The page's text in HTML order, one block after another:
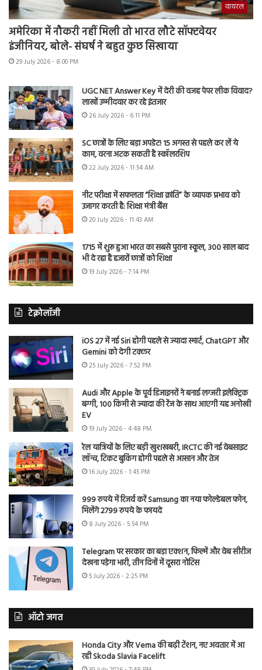
वायरल
अमेरिका में नौकरी नहीं मिली तो भारत लौटे सॉफ्टवेयर
इंजीनियर, बोले- संघर्ष ने बहुत कुछ सिखाया
29 July 2026 - 8:00 PM
UGC NET Answer Key में देरी की वजह पेपर लीक विवाद?
लाखों उम्मीदवार कर रहे इंतजार
26 July 2026 - 6:11 PM
SC छात्रों के लिए बड़ा अपडेट! 15 अगस्त से पहले कर लें ये
काम, वरना अटक सकती है स्कॉलरशिप
22 July 2026 - 11:54 AM
नीट परीक्षा में सफलता “शिक्षा क्रांति” के व्यापक प्रभाव को
उजागर करती है: शिक्षा मंत्री बैंस
20 July 2026 - 11:43 AM
1715 में शुरू हुआ भारत का सबसे पुराना स्कूल, 300 साल बाद
भी दे रहा है हजारों छात्रों को शिक्षा
19 July 2026 - 7:14 PM
टेक्नोलॉजी
iOS 27 में नई Siri होगी पहले से ज्यादा स्मार्ट, ChatGPT और
Gemini को देगी टक्कर
25 July 2026 - 7:52 PM
Audi और Apple के पूर्व डिजाइनरों ने बनाई लग्जरी इलेक्ट्रिक
बग्गी, 100 किमी से ज्यादा की रेंज के साथ आएगी यह अनोखी
EV
19 July 2026 - 4:48 PM
रेल यात्रियों के लिए बड़ी खुशखबरी, IRCTC की नई वेबसाइट
लॉन्च, टिकट बुकिंग होगी पहले से आसान और तेज
16 July 2026 - 1:45 PM
999 रुपये में रिजर्व करें Samsung का नया फोल्डेबल फोन,
मिलेंगे 2799 रुपये के फायदे
8 July 2026 - 5:54 PM
Telegram पर सरकार का बड़ा एक्शन, फिल्में और वेब सीरीज
देखना पड़ेगा भारी, तीन दिनों में दूसरा नोटिस
5 July 2026 - 2:25 PM
ऑटो जगत
Honda City और Verna की बढ़ी टेंशन, नए अवतार में आ
रही Skoda Slavia Facelift